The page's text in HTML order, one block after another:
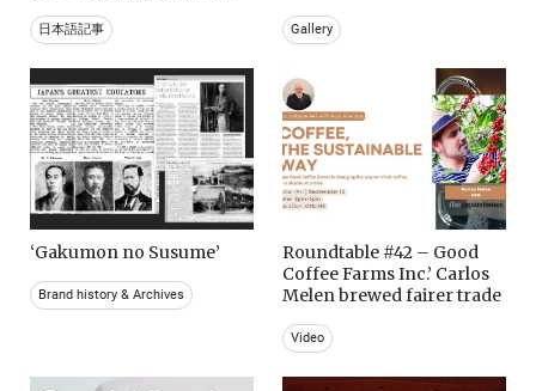
日本語記事 Gallery
‘Gakumon no Susume’
Brand history & Archives
Roundtable #42 – Good
Coffee Farms Inc.’ Carlos
Melen brewed fairer trade
Video